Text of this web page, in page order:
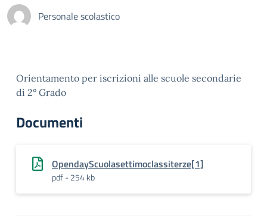
Personale scolastico
Orientamento per iscrizioni alle scuole secondarie
di 2° Grado
Documenti
OpendayScuolasettimoclassiterze[1]
pdf - 254 kb